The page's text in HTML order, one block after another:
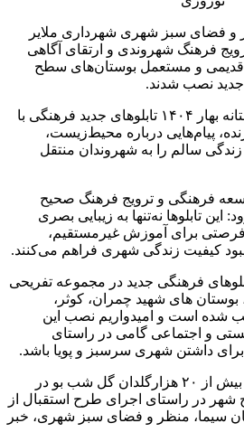
و فضای سبز شهری شهرداری ملایر
فرهنگ شهروندی و ارتقای آگاهی
قدیمی و مستعمل بوستان‌های سطح
جدید نصب شدند.
مهدی بهرامی افزود: در آستانه بهار ۱۴۰۴ تابلوهای جدید فرهنگی با
پیام‌هایی درباره محیط‌زیست،
سالم را به شهروندان منتقل
فرهنگی و ترویج فرهنگ صحیح
تابلوها نه‌تنها به زیبایی بصری
فرصتی برای آموزش غیرمستقیم،
کیفیت زندگی شهری فراهم می‌کنند.
فرهنگی جدید در مجموعه تفریحی
بوستان های شهید چمران، کوثر،
شده است و امیدواریم نصب این
و اجتماعی گامی در راستای
داشتن شهری سرسبز و پویا باشد.
وی در ادامه از آغاز کاشت بیش از ۲۰ هزارگلدان گل شب بو در
شهر در راستای اجرای طرح استقبال از
سیما، منظر و فضای سبز شهری، خبر